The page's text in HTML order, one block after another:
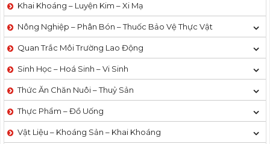
Khai Khoáng – Luyện Kim – Xi Mạ
Nông Nghiệp – Phân Bón – Thuốc Bảo Vệ Thực Vật
Quan Trắc Môi Trường Lao Động
Sinh Học – Hoá Sinh – Vi Sinh
Thức Ăn Chăn Nuôi – Thuỷ Sản
Thực Phẩm – Đồ Uống
Vật Liệu – Khoáng Sản – Khai Khoáng